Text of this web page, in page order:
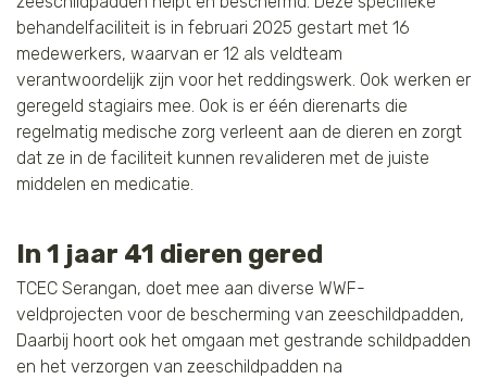
behandelfaciliteit is in februari 2025 gestart met 16
medewerkers, waarvan er 12 als veldteam
verantwoordelijk zijn voor het reddingswerk. Ook werken er
geregeld stagiairs mee. Ook is er één dierenarts die
regelmatig medische zorg verleent aan de dieren en zorgt
dat ze in de faciliteit kunnen revalideren met de juiste
middelen en medicatie.
In 1 jaar 41 dieren gered
TCEC Serangan, doet mee aan diverse WWF-
veldprojecten voor de bescherming van zeeschildpadden,
Daarbij hoort ook het omgaan met gestrande schildpadden
en het verzorgen van zeeschildpadden na